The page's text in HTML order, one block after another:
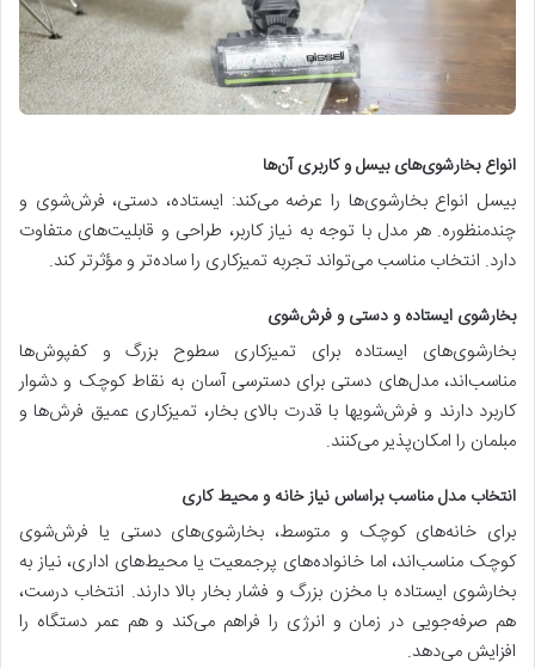
انواع بخارشوی‌های بیسل و کاربری آن‌ها
بیسل انواع بخارشوی‌ها را عرضه می‌کند: ایستاده، دستی، فرش‌شوی و
چندمنظوره. هر مدل با توجه به نیاز کاربر، طراحی و قابلیت‌های متفاوت
دارد. انتخاب مناسب می‌تواند تجربه تمیزکاری را ساده‌تر و مؤثرتر کند.
بخارشوی ایستاده و دستی و فرش‌شوی
بخارشوی‌های ایستاده برای تمیزکاری سطوح بزرگ و کفپوش‌ها
مناسب‌اند، مدل‌های دستی برای دسترسی آسان به نقاط کوچک و دشوار
کاربرد دارند و فرش‌شویها با قدرت بالای بخار، تمیزکاری عمیق فرش‌ها و
مبلمان را امکان‌پذیر می‌کنند.
انتخاب مدل مناسب براساس نیاز خانه و محیط کاری
برای خانه‌های کوچک و متوسط، بخارشوی‌های دستی یا فرش‌شوی
کوچک مناسب‌اند، اما خانواده‌های پرجمعیت یا محیط‌های اداری، نیاز به
بخارشوی ایستاده با مخزن بزرگ و فشار بخار بالا دارند. انتخاب درست،
هم صرفه‌جویی در زمان و انرژی را فراهم می‌کند و هم عمر دستگاه را
افزایش می‌دهد.